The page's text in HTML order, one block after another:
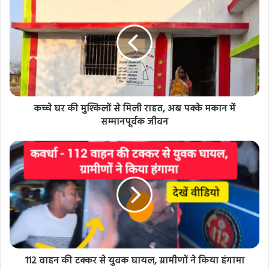
कच्चे घर की मुश्किलों से मिली राहत, अब पक्के मकान में
सम्मानपूर्वक जीवन
112 वाहन की टक्कर से युवक घायल, ग्रामीणों ने किया हंगामा